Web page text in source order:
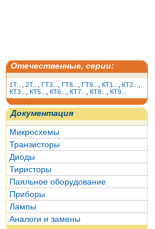
Отечественные, серии:
1T... 2T... ГТ3... ГТ8... ГТ9... КТ1... КТ2...
КТ3...
КТ5... КТ6... КТ7... КТ8... КТ9...
Документация
Микросхемы
Транзисторы
Диоды
Тиристоры
Паяльное оборудование
Приборы
Лампы
Аналоги и замены